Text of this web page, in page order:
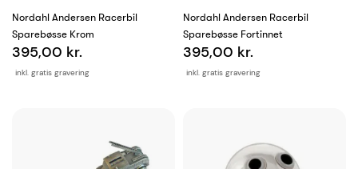
Nordahl Andersen Racerbil
Sparebøsse Krom
inkl. gratis gravering
395,00 kr.
Nordahl Andersen Racerbil
Sparebøsse Fortinnet
inkl. gratis gravering
395,00 kr.